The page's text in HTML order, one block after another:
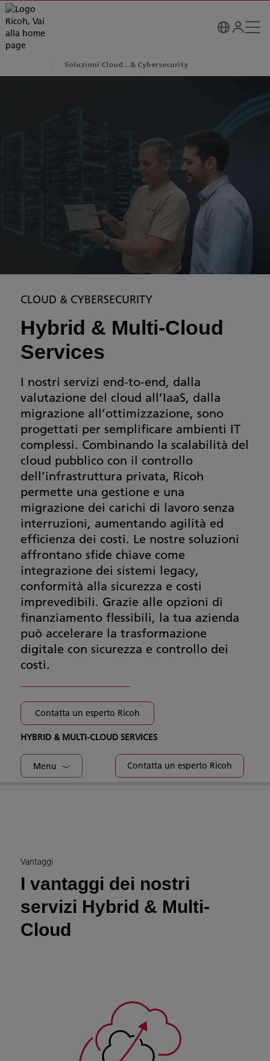
Soluzioni Cloud...& Cybersecurity
CLOUD & CYBERSECURITY
Hybrid & Multi-Cloud
Services
I nostri servizi end-to-end, dalla
valutazione del cloud all’IaaS, dalla
migrazione all’ottimizzazione, sono
progettati per semplificare ambienti IT
complessi. Combinando la scalabilità del
cloud pubblico con il controllo
dell’infrastruttura privata, Ricoh
permette una gestione e una
migrazione dei carichi di lavoro senza
interruzioni, aumentando agilità ed
efficienza dei costi. Le nostre soluzioni
affrontano sfide chiave come
integrazione dei sistemi legacy,
conformità alla sicurezza e costi
imprevedibili. Grazie alle opzioni di
finanziamento flessibili, la tua azienda
può accelerare la trasformazione
digitale con sicurezza e controllo dei
costi.
Contatta un esperto Ricoh
HYBRID & MULTI-CLOUD SERVICES
Menu Contatta un esperto Ricoh
Vantaggi
I vantaggi dei nostri
servizi Hybrid & Multi-
Cloud